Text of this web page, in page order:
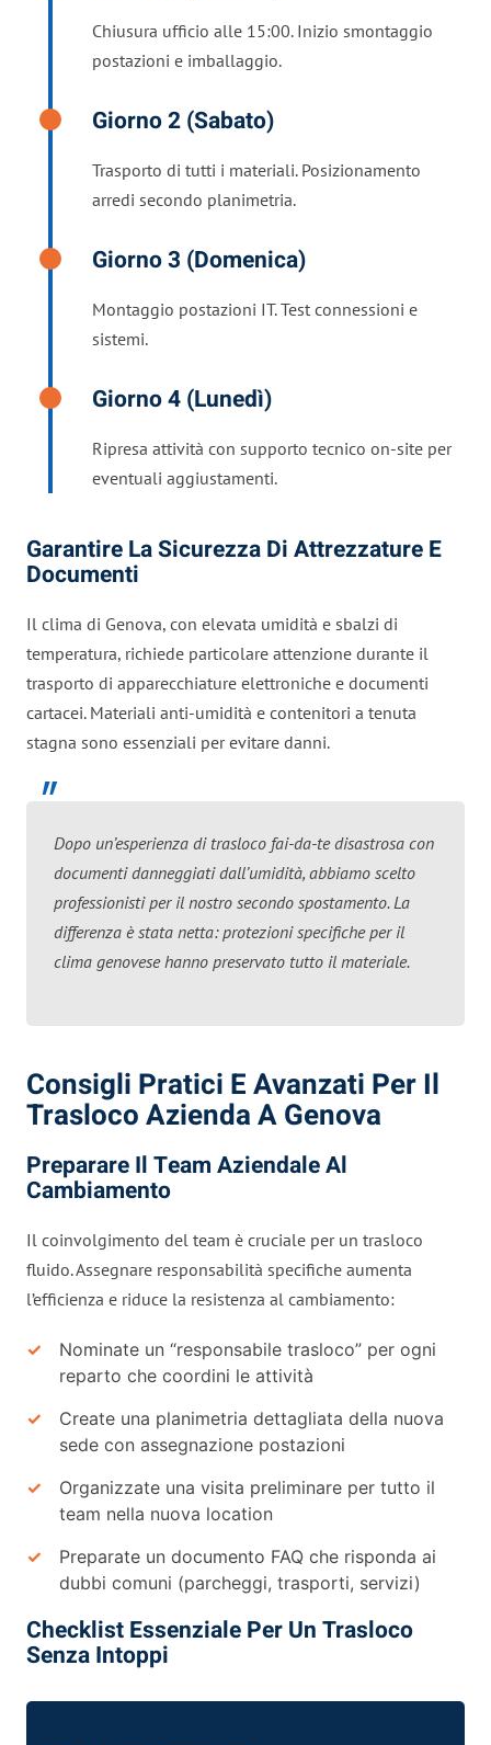
Chiusura ufficio alle 15:00. Inizio smontaggio
postazioni e imballaggio.
Giorno 2 (sabato)
Trasporto di tutti i materiali. Posizionamento
arredi secondo planimetria.
Giorno 3 (domenica)
Montaggio postazioni IT. Test connessioni e
sistemi.
Giorno 4 (lunedì)
Ripresa attività con supporto tecnico on-site per
eventuali aggiustamenti.
Garantire La Sicurezza Di Attrezzature E
Documenti
Il clima di Genova, con elevata umidità e sbalzi di
temperatura, richiede particolare attenzione durante il
trasporto di apparecchiature elettroniche e documenti
cartacei. Materiali anti-umidità e contenitori a tenuta
stagna sono essenziali per evitare danni.
Dopo un’esperienza di trasloco fai-da-te disastrosa con
documenti danneggiati dall’umidità, abbiamo scelto
professionisti per il nostro secondo spostamento. La
differenza è stata netta: protezioni specifiche per il
clima genovese hanno preservato tutto il materiale.
Consigli Pratici E Avanzati Per Il
Trasloco Azienda A Genova
Preparare Il Team Aziendale Al
Cambiamento
Il coinvolgimento del team è cruciale per un trasloco
fluido. Assegnare responsabilità specifiche aumenta
l’efficienza e riduce la resistenza al cambiamento:
Nominate un “responsabile trasloco” per ogni
reparto che coordini le attività
Create una planimetria dettagliata della nuova
sede con assegnazione postazioni
Organizzate una visita preliminare per tutto il
team nella nuova location
Preparate un documento FAQ che risponda ai
dubbi comuni (parcheggi, trasporti, servizi)
Checklist Essenziale Per Un Trasloco
Senza Intoppi